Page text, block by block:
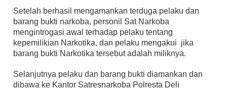
Setelah berhasil mengamankan terduga pelaku dan
barang bukti narkoba, personil Sat Narkoba
mengintrogasi awal terhadap pelaku tentang
kepemilikian Narkotika, dan pelaku mengakui jika
barang bukti Narkotika tersebut adalah miliknya.
Selanjutnya pelaku dan barang bukti diamankan dan
dibawa ke Kantor Satresnarkoba Polresta Deli